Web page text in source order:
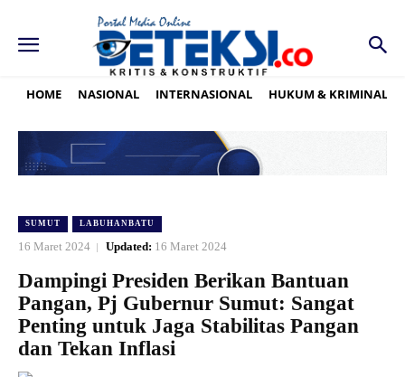
HOME NASIONAL INTERNASIONAL HUKUM & KRIMINAL
SUMUT LABUHANBATU
16 Maret 2024 Updated: 16 Maret 2024
Dampingi Presiden Berikan Bantuan
Pangan, Pj Gubernur Sumut: Sangat
Penting untuk Jaga Stabilitas Pangan
dan Tekan Inflasi